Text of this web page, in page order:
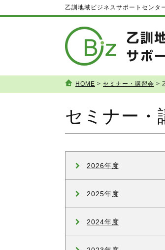
乙訓地域ビジネスサポートセン
HOME > セミナー・講習会 >
セミナー・
2026年度
2025年度
2024年度